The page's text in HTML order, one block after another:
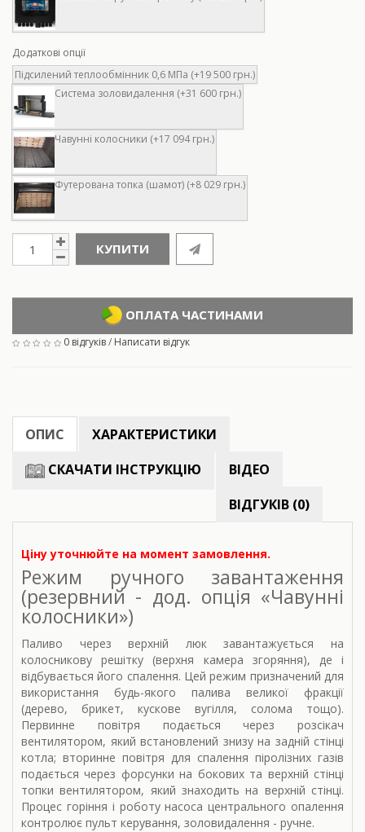
Додаткові опції
Підсилений теплообмінник 0,6 МПа (+19 500 грн.)
Система золовидалення (+31 600 грн.)
Чавунні колосники (+17 094 грн.)
Футерована топка (шамот) (+8 029 грн.)
КУПИТИ
ОПЛАТА ЧАСТИНАМИ
0 відгуків/ Написати відгук
ОПИС
ХАРАКТЕРИСТИКИ
СКАЧАТИ ІНСТРУКЦІЮ
ВІДЕО
ВІДГУКІВ (0)
Ціну уточнюйте на момент замовлення.
Режим ручного завантаження
(резервний - дод. опція «Чавунні
колосники»)
Паливо через верхній люк завантажується на
колосникову решітку (верхня камера згоряння), де і
відбувається його спалення. Цей режим призначений для
використання будь-якого палива великої фракції
(дерево, брикет, кускове вугілля, солома тощо).
Первинне повітря подається через розсікач
вентилятором, який встановлений знизу на задній стінці
котла; вторинне повітря для спалення піролізних газів
подається через форсунки на бокових та верхній стінці
топки вентилятором, який знаходить на верхній стінці.
Процес горіння і роботу насоса центрального опалення
контролює пульт керування, золовидалення - ручне.